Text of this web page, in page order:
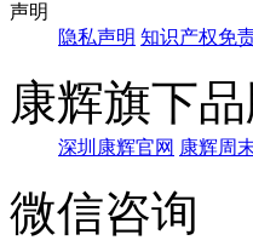
声明
隐私声明 知识产权免
康辉旗下
深圳康辉官网 康辉周
微信咨询